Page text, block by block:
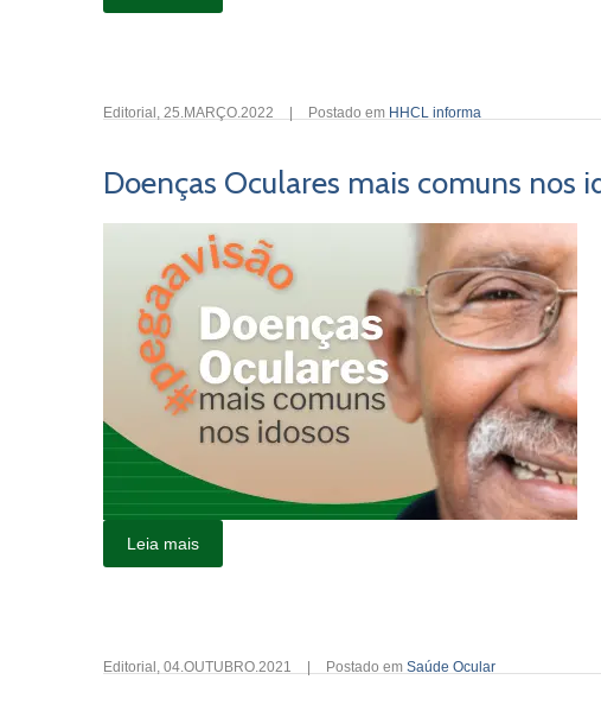
Editorial , 25.MARÇO.2022 Postado em HHCL informa
Doenças Oculares mais comuns nos
Leia mais
Editorial , 04.OUTUBRO.2021 Postado em Saúde Ocular